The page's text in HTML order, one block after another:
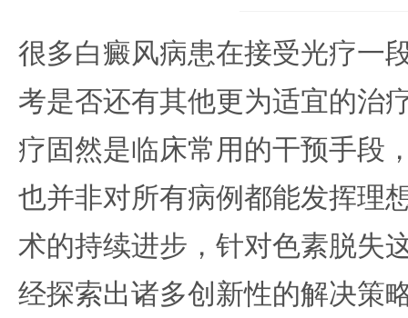
很多白癜风病患在接受光疗一
考是否还有其他更为适宜的治
疗固然是临床常用的干预手段
也并非对所有病例都能发挥理
术的持续进步，针对色素脱失
经探索出诸多创新性的解决策